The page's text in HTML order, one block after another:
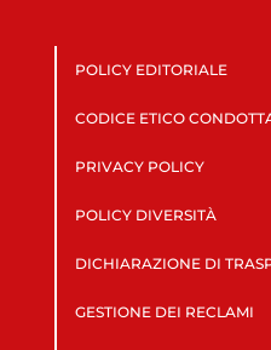
POLICY EDITORIALE
CODICE ETICO
PRIVACY POLICY
POLICY DIVERSITÀ
DICHIARAZIONE DI
GESTIONE DEI RECLAMI